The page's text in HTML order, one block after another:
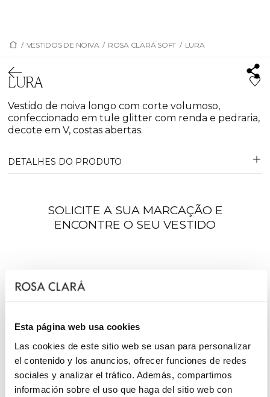
Esta página web usa cookies
Las cookies de este sitio web se usan para personalizar
el contenido y los anuncios, ofrecer funciones de redes
sociales y analizar el tráfico. Además, compartimos
información sobre el uso que haga del sitio web con
/ VESTIDOS DE NOIVA / ROSA CLARÁ SOFT / LURA
LURA
Vestido de noiva longo com corte volumoso,
confeccionado em tule glitter com renda e pedraria,
decote em V, costas abertas.
DETALHES DO PRODUTO
SOLICITE A SUA MARCAÇÃO E
ENCONTRE O SEU VESTIDO